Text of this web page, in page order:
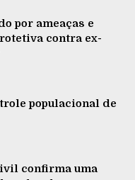
por ameaças e
contra ex-
populacional de
confirma uma